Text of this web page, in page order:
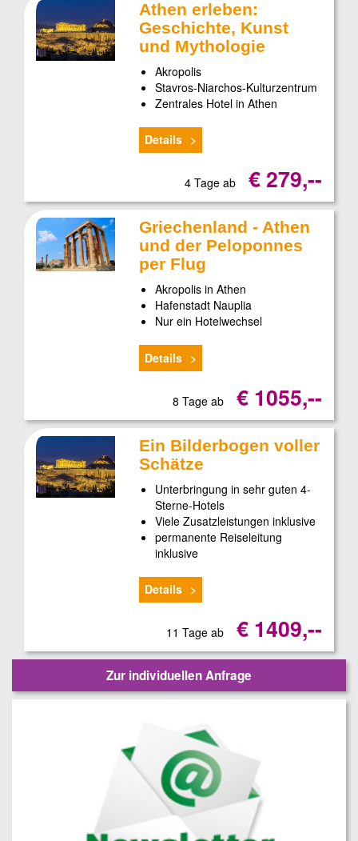
Athen erleben:
Geschichte, Kunst
und Mythologie
Akropolis
Stavros-Niarchos-Kulturzentrum
Zentrales Hotel in Athen
Details
4 Tage ab € 279,--
Griechenland - Athen
und der Peloponnes
per Flug
Akropolis in Athen
Hafenstadt Nauplia
Nur ein Hotelwechsel
Details
8 Tage ab € 1055,--
Ein Bilderbogen voller
Schätze
Unterbringung in sehr guten 4-
Sterne-Hotels
Viele Zusatzleistungen inklusive
permanente Reiseleitung
inklusive
Details
11 Tage ab € 1409,--
Zur individuellen Anfrage